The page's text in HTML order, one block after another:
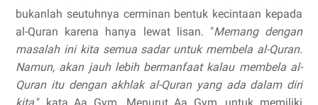
bukanlah seutuhnya cerminan bentuk kecintaan kepada
al-Quran karena hanya lewat lisan. "Memang dengan
masalah ini kita semua sadar untuk membela al-Quran.
Namun, akan jauh lebih bermanfaat kalau membela al-
Quran itu dengan akhlak al-Quran yang ada dalam diri